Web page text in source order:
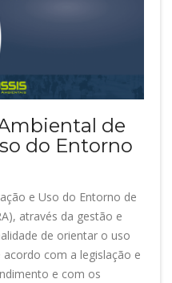
de
do Entorno
e Uso do Entorno de
através da gestão e
de orientar o uso
com a legislação e
e com os